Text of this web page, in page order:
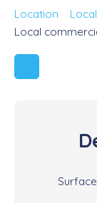
Location
Local
Surface